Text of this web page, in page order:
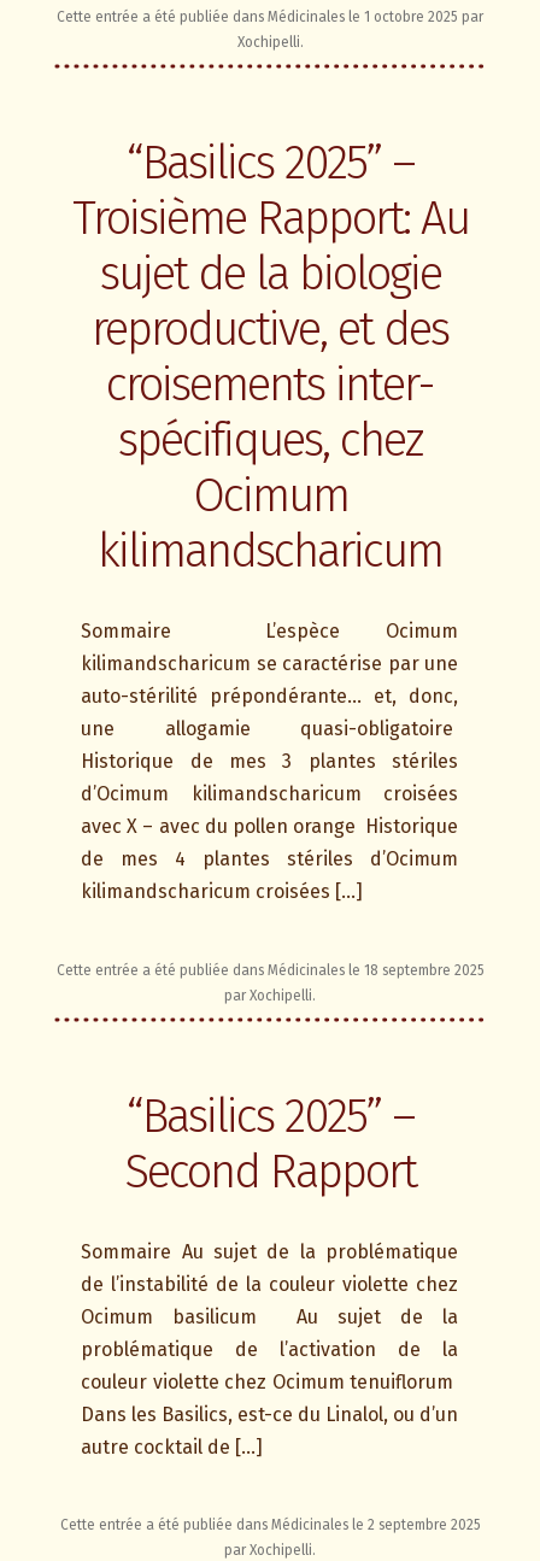
Cette entrée a été publiée dans Médicinales le 1 octobre 2025 par
Xochipelli.
“Basilics 2025” –
Troisième Rapport: Au
sujet de la biologie
reproductive, et des
croisements inter-
spécifiques, chez
Ocimum
kilimandscharicum
Sommaire L’espèce Ocimum
kilimandscharicum se caractérise par une
auto-stérilité prépondérante… et, donc,
une allogamie quasi-obligatoire
Historique de mes 3 plantes stériles
d’Ocimum kilimandscharicum croisées
avec X – avec du pollen orange Historique
de mes 4 plantes stériles d’Ocimum
kilimandscharicum croisées […]
Cette entrée a été publiée dans Médicinalesle 18 septembre 2025
par Xochipelli.
“Basilics 2025” –
Second Rapport
Sommaire Au sujet de la problématique
de l’instabilité de la couleur violette chez
Ocimum basilicum Au sujet de la
problématique de l’activation de la
couleur violette chez Ocimum tenuiflorum
Dans les Basilics, est-ce du Linalol, ou d’un
autre cocktail de […]
Cette entrée a été publiée dans Médicinalesle 2 septembre 2025
par Xochipelli.